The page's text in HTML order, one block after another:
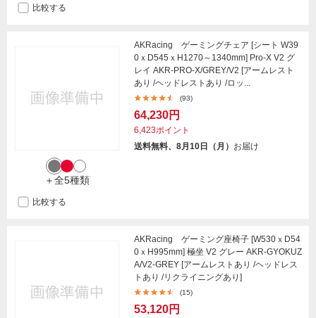
比較する
＋全5種類
AKRacing ゲーミングチェア [シート W39
0ｘD545ｘH1270～1340mm] Pro-X V2 グ
レイ AKR-PRO-X/GREY/V2 [アームレスト
あり /ヘッドレストあり /ロッ...
(93)
64,230円
6,423ポイント
送料無料、8月10日（月） お届け
比較する
AKRacing ゲーミング座椅子 [W530ｘD54
0ｘH995mm] 極坐 V2 グレー AKR-GYOKUZ
A/V2-GREY [アームレストあり /ヘッドレス
トあり /リクライニングあり]
(15)
53,120円